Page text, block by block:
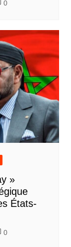
0
»
États-
0